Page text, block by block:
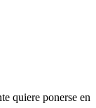
quiere ponerse en